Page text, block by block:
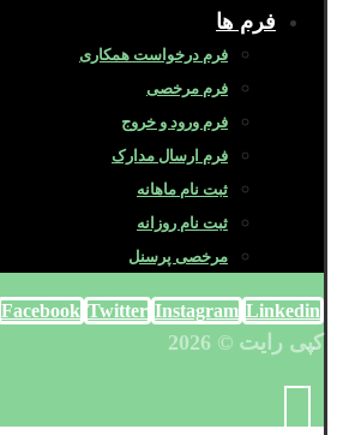
فرم ها
فرم درخواست همکاری
فرم مرخصی
فرم ورود و خروج
فرم ارسال مدارک
ثبت نام ماهانه
ثبت نام روزانه
مرخصی پرسنل
Facebook Twitter Instagram Linkedin
کپی رایت © 2026